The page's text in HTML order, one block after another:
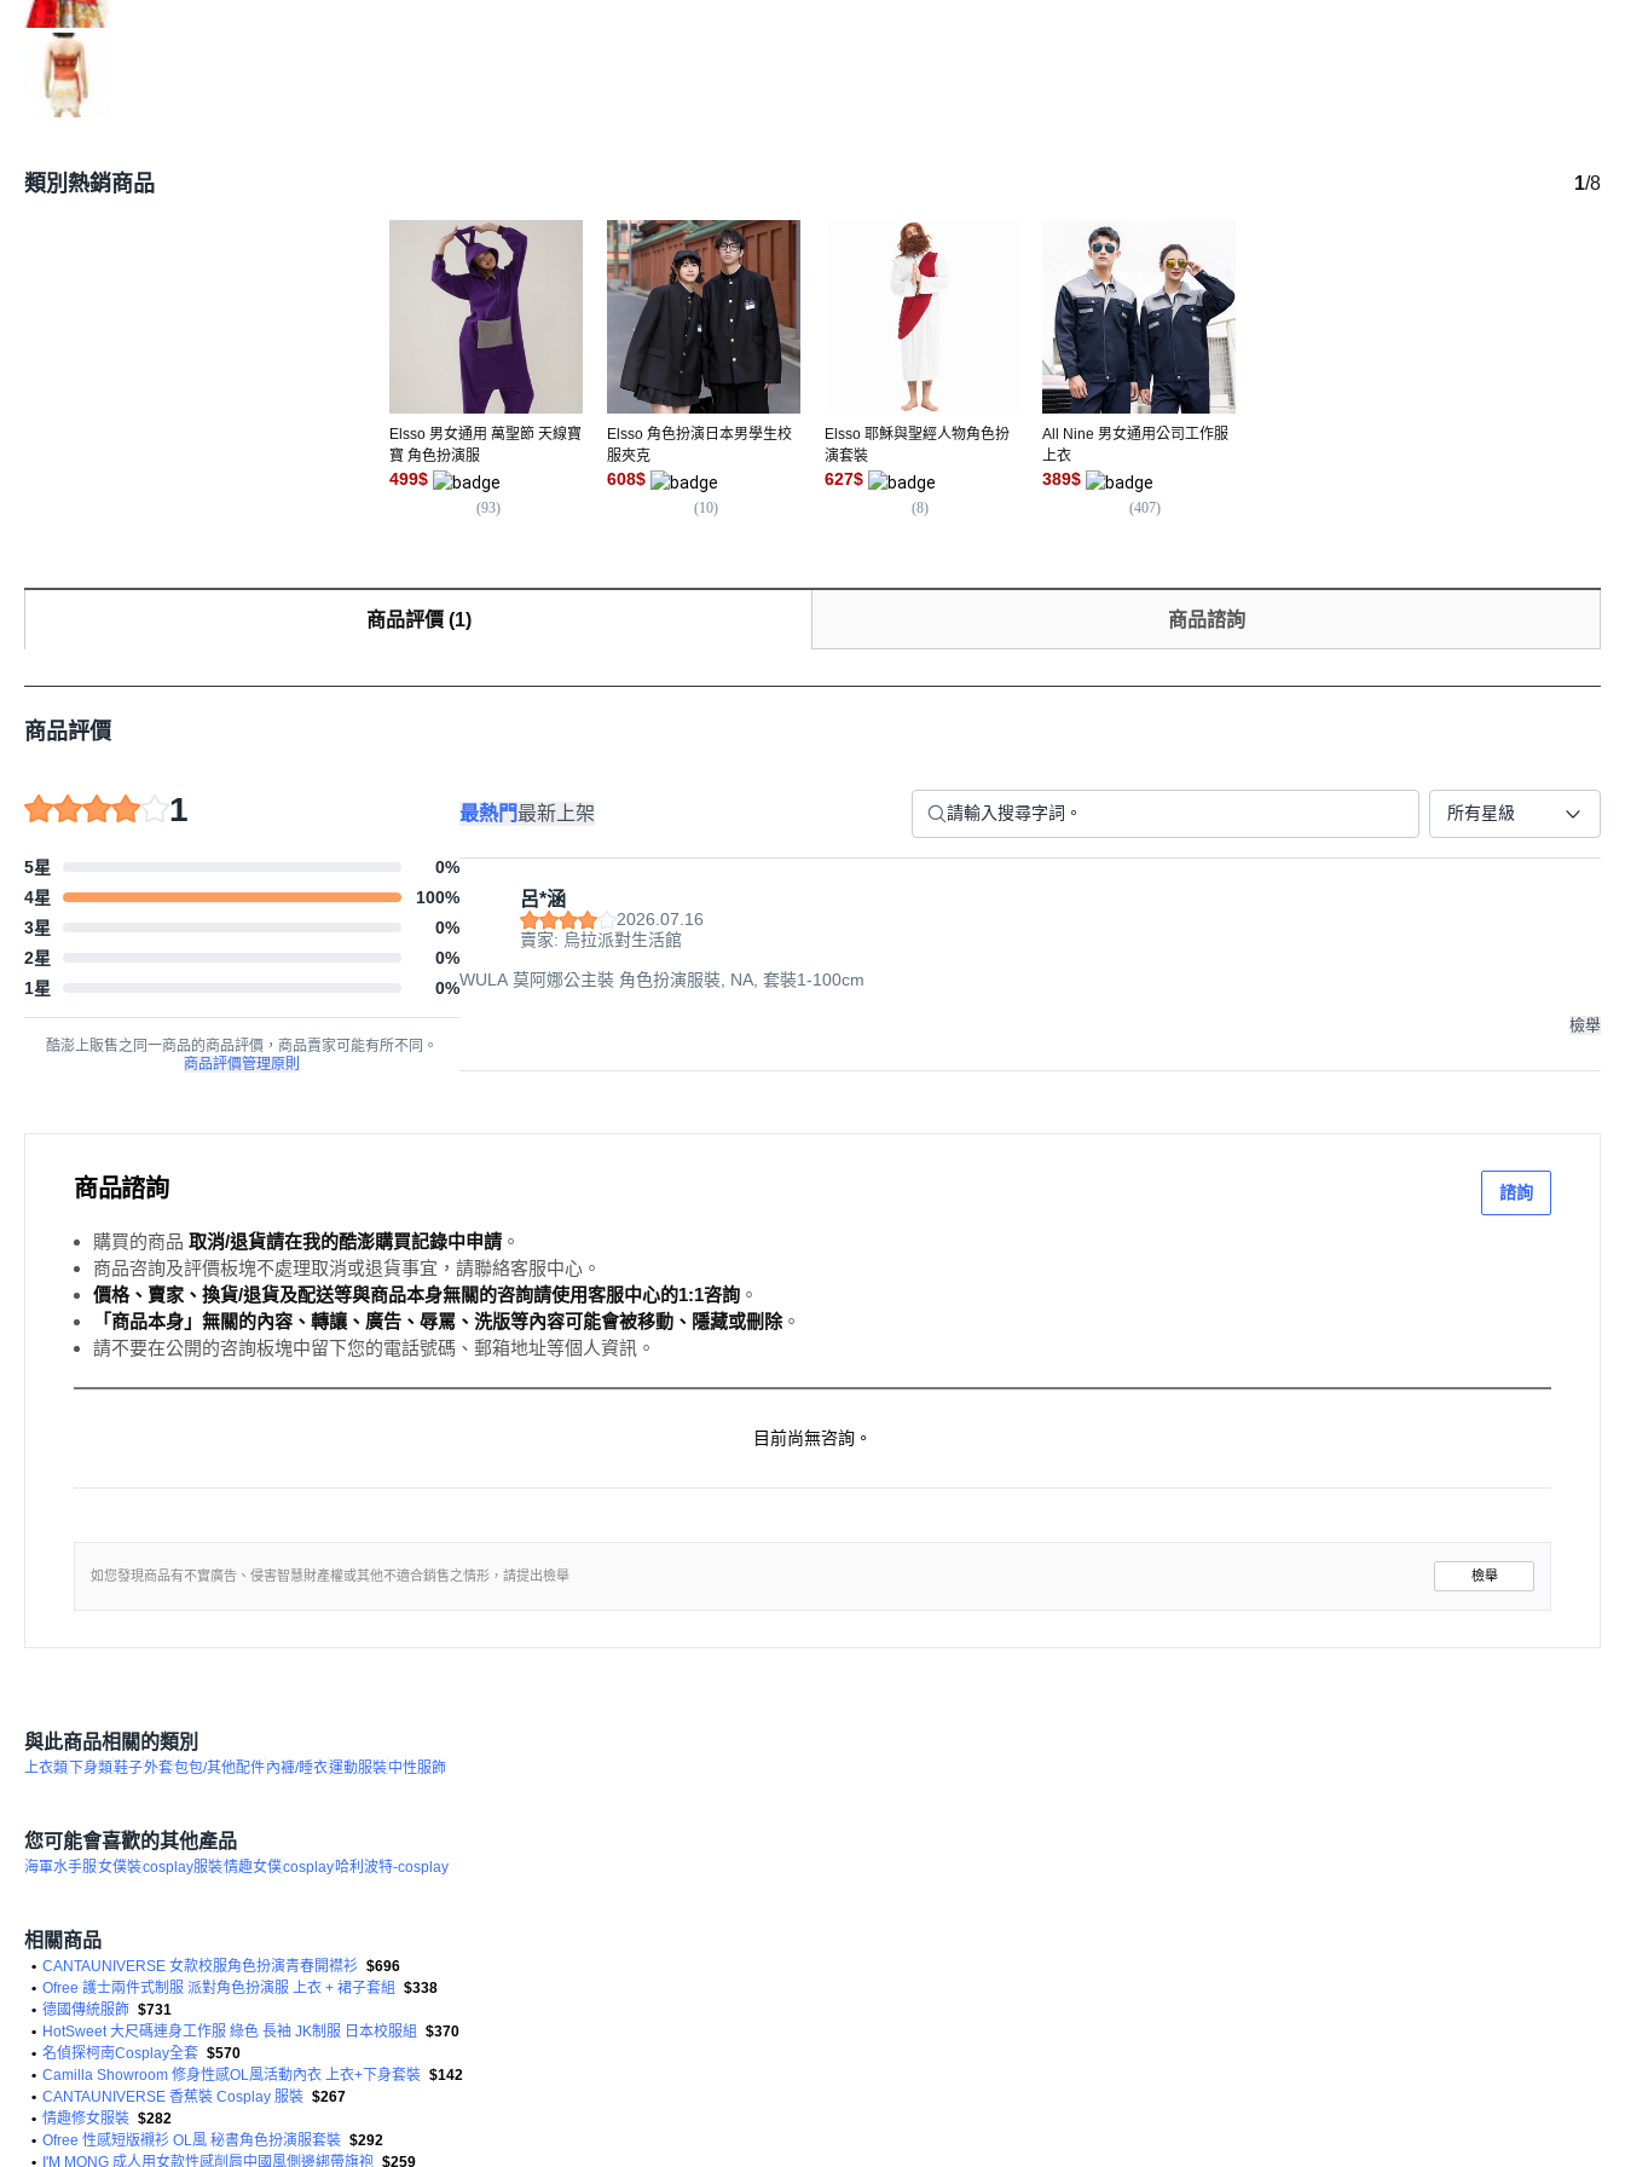
類別熱銷商品 1/8
Elsso 男女通用 萬聖節 天線寶
寶 角色扮演服
499$
(93)
Elsso 角色扮演日本男學生校
服夾克
608$
(10)
Elsso 耶穌與聖經人物角色扮
演套裝
627$
(8)
All Nine 男女通用公司工作服
上衣
389$
(407)
商品評價(1) 商品諮詢
商品評價
1
5星 0%
4星
100%
3星
0%
2星
0%
1星
0%
酷澎上販售之同一商品的商品評價，商品賣家可能有所不同。
商品評價管理原則
最熱門最新上架 所有星級
呂*涵
2026.07.16
賣家: 烏拉派對生活館
WULA 莫阿娜公主裝 角色扮演服裝, NA, 套裝1-100cm
檢舉
商品諮詢 諮詢
購買的商品 取消/退貨請在我的酷澎購買記錄中申請 。
商品咨詢及評價板塊不處理取消或退貨事宜，請聯絡客服中心。
價格、賣家、換貨/退貨及配送等與商品本身無關的咨詢請使用客服中心的1:1咨詢 。
「商品本身」無關的內容、轉讓、廣告、辱罵、洗版等內容可能會被移動、隱藏或刪除。
請不要在公開的咨詢板塊中留下您的電話號碼、郵箱地址等個人資訊。
目前尚無咨詢。
如您發現商品有不實廣告、侵害智慧財產權或其他不適合銷售之情形，請提出檢舉 檢舉
與此商品相關的類別
上衣類 下身類鞋子外套包包/其他配件內褲/睡衣運動服裝中性服飾
您可能會喜歡的其他產品
海軍水手服女僕裝cosplay服裝情趣女僕cosplay哈利波特-cosplay
相關商品
• CANTAUNIVERSE 女款校服角色扮演青春開襟衫 $696
• Ofree 護士兩件式制服 派對角色扮演服 上衣 + 裙子套組
$338
• 德國傳統服飾 $731
• HotSweet 大尺碼連身工作服 綠色 長袖 JK制服 日本校服組
$370
• 名偵探柯南Cosplay全套 $570
• Camilla Showroom 修身性感OL風活動內衣 上衣+下身套裝 $142
• CANTAUNIVERSE 香蕉裝 Cosplay 服裝 $267
• 情趣修女服裝 $282
• Ofree 性感短版襯衫 OL風 秘書角色扮演服套裝 $292
•
I'M MONG 成人用女款性感削肩中國風側邊綁帶旗袍 $259